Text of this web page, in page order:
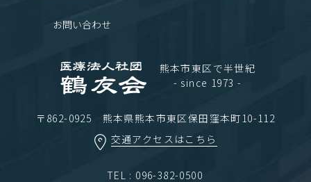
熊本市東区で半世紀
- since 1973 -
〒862-0925 熊本県熊本市東区保田窪本町10-112
交通アクセスはこちら
TEL : 096-382-0500
お問い合わせ